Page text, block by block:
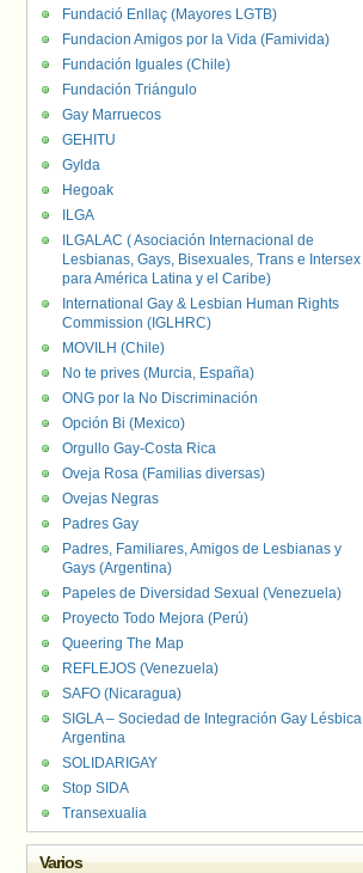
Fundació Enllaç (Mayores LGTB)
Fundacion Amigos por la Vida (Famivida)
Fundación Iguales (Chile)
Fundación Triángulo
Gay Marruecos
GEHITU
Gylda
Hegoak
ILGA
ILGALAC ( Asociación Internacional de
Lesbianas, Gays, Bisexuales, Trans e Intersex
para América Latina y el Caribe)
International Gay & Lesbian Human Rights
Commission (IGLHRC)
MOVILH (Chile)
No te prives (Murcia, España)
ONG por la No Discriminación
Opción Bi (Mexico)
Orgullo Gay-Costa Rica
Oveja Rosa (Familias diversas)
Ovejas Negras
Padres Gay
Padres, Familiares, Amigos de Lesbianas y
Gays (Argentina)
Papeles de Diversidad Sexual (Venezuela)
Proyecto Todo Mejora (Perú)
Queering The Map
REFLEJOS (Venezuela)
SAFO (Nicaragua)
SIGLA – Sociedad de Integración Gay Lésbica
Argentina
SOLIDARIGAY
Stop SIDA
Transexualia
Varios